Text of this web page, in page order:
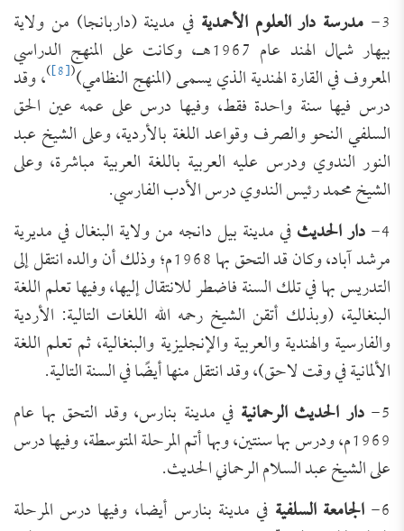
3- مدرسة دار العلوم الأحمدية في مدينة (داربانجا) من ولاية
بيهار شمال الهند عام 1967هـ، وكانت على المنهج الدراسي
المعروف في القارة الهندية الذي يسمى (المنهج النظامي)(
[8]
)، وقد
درس فيها سنة واحدة فقط، وفيها درس على عمه عين الحق
السلفي النحو والصرف وقواعد اللغة بالأردية، وعلى الشيخ عبد
النور الندوي ودرس عليه العربية باللغة العربية مباشرة، وعلى
الشيخ محمد رئيس الندوي درس الأدب الفارسي.
4- دار الحديثفي مدينة بيل دانجه من ولاية البنغال في مديرية
مرشد آباد، وكان قد التحق بها 1968م؛ وذلك أن والده انتقل إلى
التدريس بها في تلك السنة فاضطر للانتقال إليها، وفيها تعلم اللغة
البنغالية، (وبذلك أتقن الشيخ رحمه الله اللغات التالية: الأردية
والفارسية والهندية والعربية والإنجليزية والبنغالية، ثم تعلم اللغة
الألمانية في وقت لاحق)، وقد انتقل منها أيضًا في السنة التالية.
5- دار الحديث الرحمانية في مدينة بنارس، وقد التحق بها عام
1969م، ودرس بها سنتين، وبها أتم المرحلة المتوسطة، وفيها درس
على الشيخ عبد السلام الرحماني الحديث.
6- الجامعة السلفية في مدينة بنارس أيضا، وفيها درس المرحلة